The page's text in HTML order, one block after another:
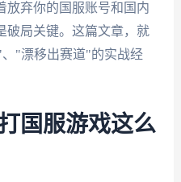
放弃你的国服账号和国内
破局关键。这篇文章，就
"漂移出赛道"的实战经
国服游戏这么